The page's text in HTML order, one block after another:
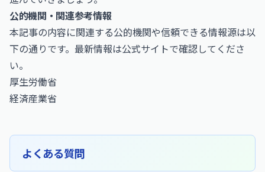
公的機関・関連参考情報
本記事の内容に関連する公的機関や信頼できる情報源は以
下の通りです。最新情報は公式サイトで確認してくださ
い。
厚生労働省
経済産業省
よくある質問